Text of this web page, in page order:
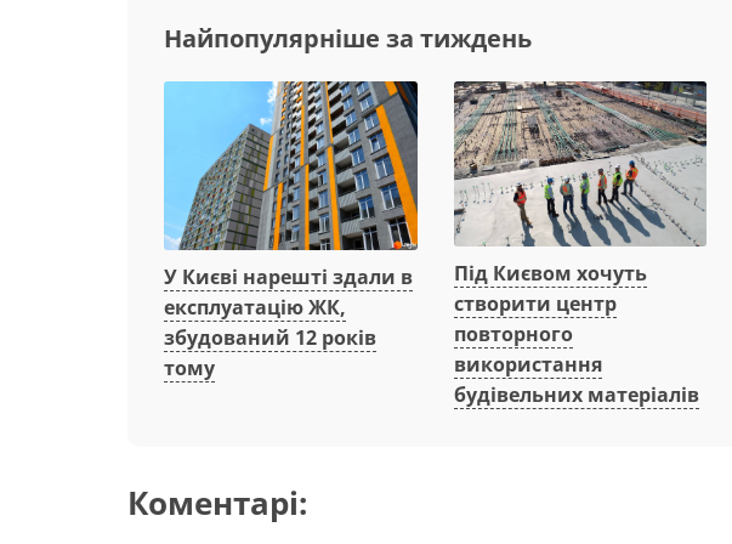
Найпопулярніше за тиждень
У Києві нарешті здали в
експлуатацію ЖК,
збудований 12 років
тому
Під Києвом хочуть
створити центр
повторного
використання
будівельних матеріалів
Коментарі: